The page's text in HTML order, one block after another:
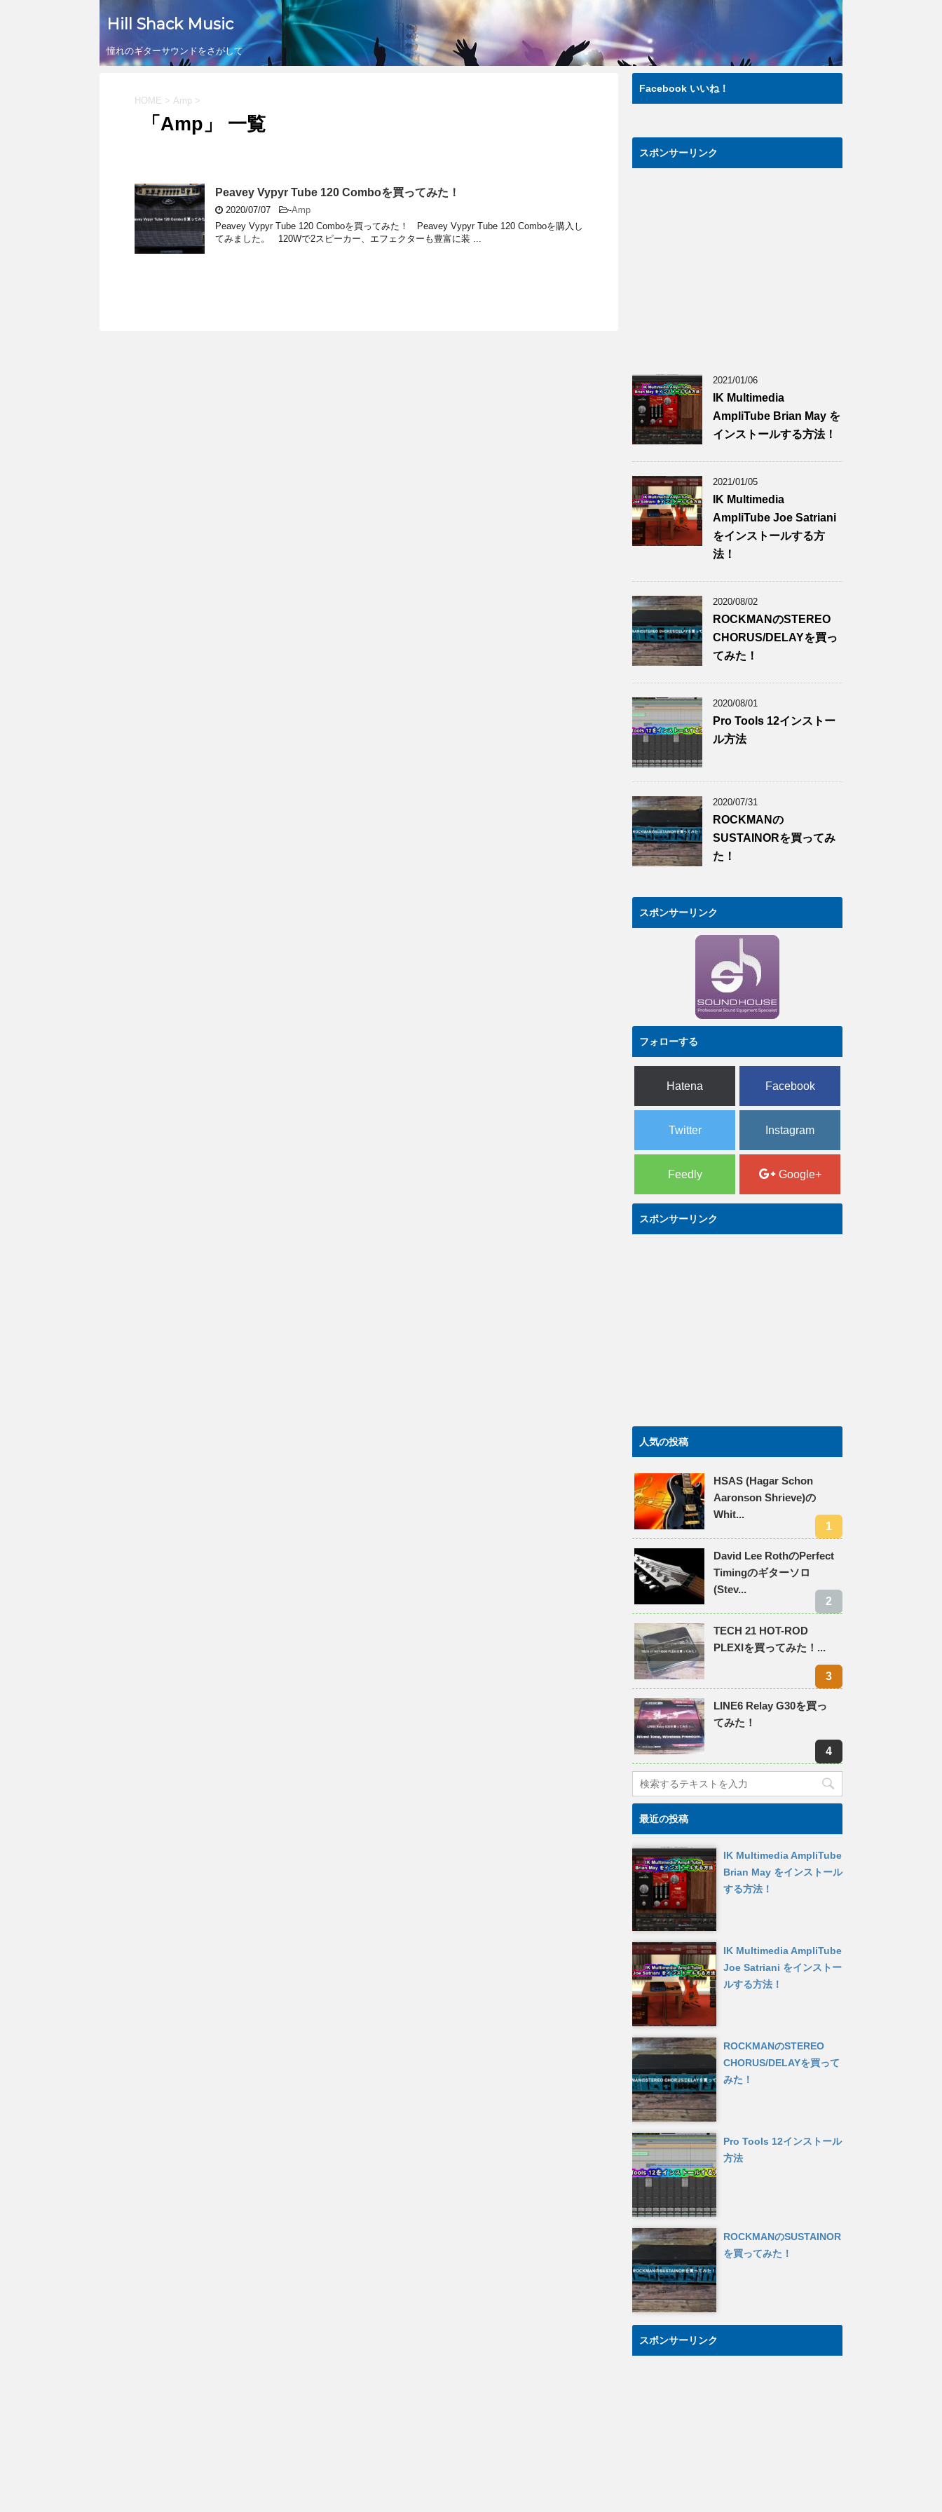
Hill Shack Music
憧れのギターサウンドをさがして
HOME > Amp >
「Amp」 一覧
Peavey Vypyr Tube 120 Comboを買ってみた！
2020/07/07 -Amp
Peavey Vypyr Tube 120 Comboを買ってみた！ Peavey Vypyr Tube 120 Comboを購入し
てみました。 120Wで2スピーカー、エフェクターも豊富に装 ...
Facebook いいね！
スポンサーリンク
2021/01/06
IK Multimedia
AmpliTube Brian May を
インストールする方法！
2021/01/05
IK Multimedia
AmpliTube Joe Satriani
をインストールする方
法！
2020/08/02
ROCKMANのSTEREO
CHORUS/DELAYを買っ
てみた！
2020/08/01
Pro Tools 12インストー
ル方法
2020/07/31
ROCKMANの
SUSTAINORを買ってみ
た！
スポンサーリンク
フォローする
Hatena Facebook
Twitter Instagram
Feedly Google+
スポンサーリンク
人気の投稿
HSAS (Hagar Schon
Aaronson Shrieve)の
Whit...
David Lee RothのPerfect
Timingのギターソロ
(Stev...
TECH 21 HOT-ROD
PLEXIを買ってみた！...
LINE6 Relay G30を買っ
てみた！
最近の投稿
IK Multimedia AmpliTube
Brian May をインストール
する方法！
IK Multimedia AmpliTube
Joe Satriani をインストー
ルする方法！
ROCKMANのSTEREO
CHORUS/DELAYを買って
みた！
Pro Tools 12インストール
方法
ROCKMANのSUSTAINOR
を買ってみた！
スポンサーリンク